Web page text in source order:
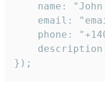
name: "John
email:
phone:
});